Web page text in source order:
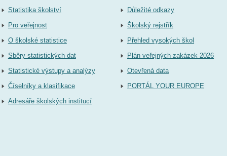
Statistika školství
Pro veřejnost
O školské statistice
Sběry statistických dat
Statistické výstupy a analýzy
Číselníky a klasifikace
Adresáře školských institucí
Důležité odkazy
Školský rejstřík
Přehled vysokých škol
Plán veřejných zakázek 2026
Otevřená data
PORTÁL YOUR EUROPE